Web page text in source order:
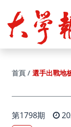
首頁
選手出戰地
第1798期